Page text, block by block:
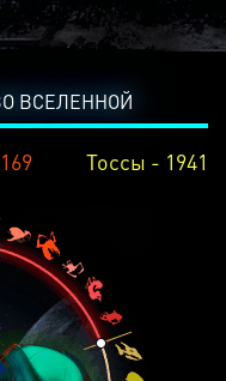
ВСЕЛЕННОЙ
Тоссы - 1941